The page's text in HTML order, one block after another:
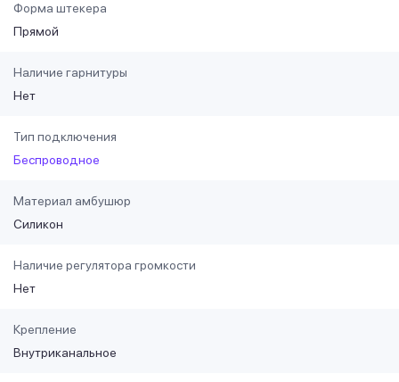
Форма штекера
Прямой
Наличие гарнитуры
Нет
Тип подключения
Беспроводное
Материал амбушюр
Силикон
Наличие регулятора громкости
Нет
Крепление
Внутриканальное